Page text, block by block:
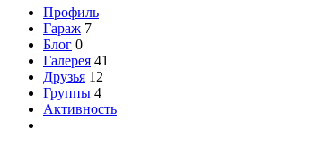
Профиль
Гараж 7
Блог 0
Галерея 41
Друзья 12
Группы 4
Активность